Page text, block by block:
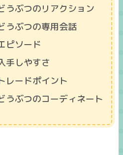
うぶつのリアクション
うぶつの専用会話
ピソード
手しやすさ
レードポイント
うぶつのコーディネート